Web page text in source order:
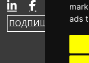
ads
ПОДПИШИТЕСЬ НА